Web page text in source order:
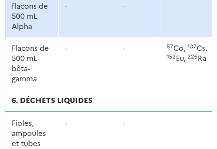
flacons de
500 mL
Alpha
- -
Flacons de
500 mL
bêta-
gamma
- - 57Co, 137Cs,
152Eu, 226Ra
6. DÉCHETS LIQUIDES
Fioles,
ampoules
et tubes
- -